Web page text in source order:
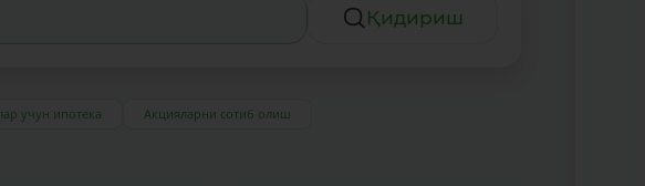
Қидириш
учун ипотека
Акцияларни сотиб олиш